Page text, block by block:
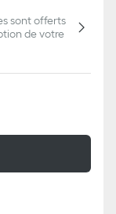
sont offerts
de votre